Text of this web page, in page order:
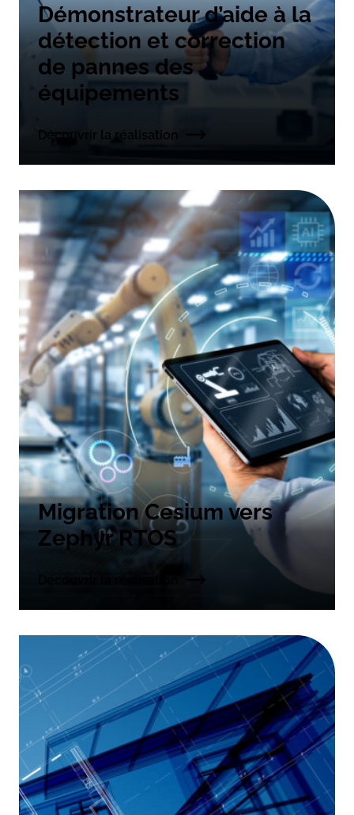
Démonstrateur d’aide à la
détection et correction
de pannes des
équipements
Découvrir la réalisation
Migration Cesium vers
Zephyr RTOS